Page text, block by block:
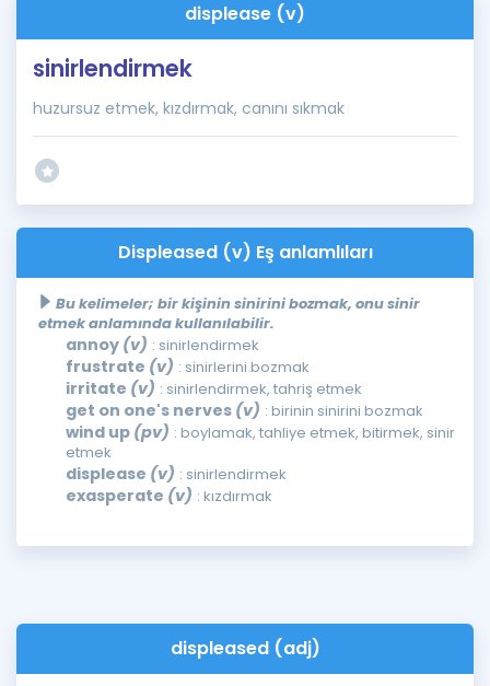
İngilizce Gramer
displease (v)
sinirlendirmek
huzursuz etmek, kızdırmak, canını sıkmak
Displeased (v) Eş anlamlıları
Bu kelimeler; bir kişinin sinirini bozmak, onu sinir
etmek anlamında kullanılabilir.
annoy (v) : sinirlendirmek
frustrate (v) : sinirlerini bozmak
irritate (v) : sinirlendirmek, tahriş etmek
get on one's nerves (v) : birinin sinirini bozmak
wind up (pv) : boylamak, tahliye etmek, bitirmek, sinir
etmek
displease (v) : sinirlendirmek
exasperate (v) : kızdırmak
displeased (adj)